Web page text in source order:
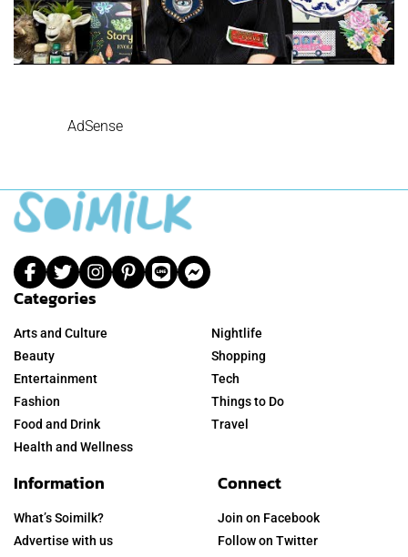
AdSense
Categories
Arts and Culture
Beauty
Entertainment
Fashion
Food and Drink
Health and Wellness
Nightlife
Shopping
Tech
Things to Do
Travel
Information
What’s Soimilk?
Advertise with us
Connect
Join on Facebook
Follow on Twitter